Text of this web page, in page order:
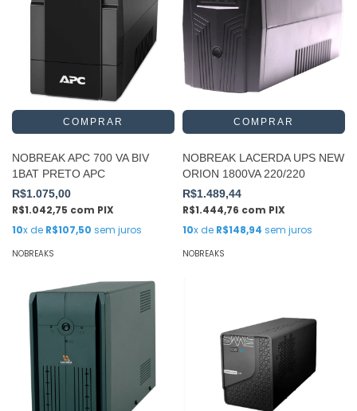
NOBREAK APC 700 VA BIV
1BAT PRETO APC
R$1.075,00
R$1.042,75 com PIX
10x de R$107,50 sem juros
NOBREAKS
NOBREAK LACERDA UPS NEW
ORION 1800VA 220/220
R$1.489,44
R$1.444,76 com PIX
10x de R$148,94 sem juros
NOBREAKS